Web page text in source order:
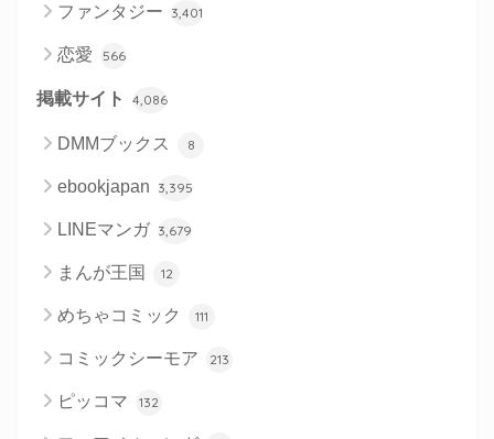
ファンタジー 3,401
恋愛 566
掲載サイト 4,086
DMMブックス 8
ebookjapan 3,395
LINEマンガ 3,679
まんが王国 12
めちゃコミック 111
コミックシーモア 213
ピッコマ 132